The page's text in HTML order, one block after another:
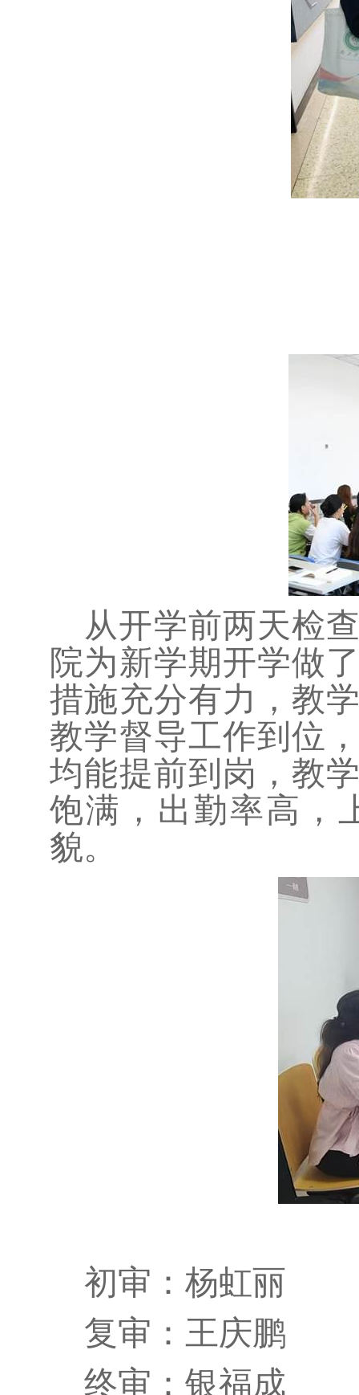
从开学前两天检
院为新学期开学做
措施充分有力，教
教学督导工作到位
均能提前到岗，教
饱满，出勤率高，
貌。
初审：杨虹丽
复审：王庆鹏
终审：银福成